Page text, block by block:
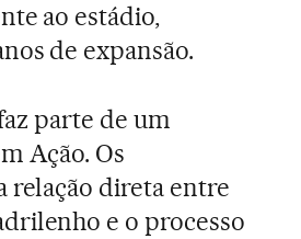
ao estádio,
de expansão.
parte de um
Ação. Os
relação direta entre
e o processo